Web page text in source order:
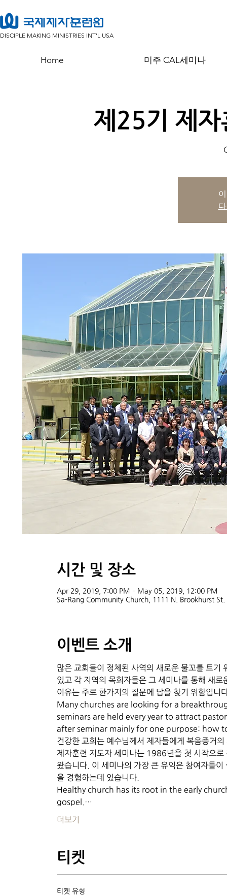
DISCIPLE MAKING MINISTRIES INT'L USA
Home 미주 CAL세미나
제25기 제자
시간 및 장소
Apr 29, 2019, 7:00 PM – May 05, 2019, 12:00 PM
Sa-Rang Community Church, 1111 N. Brookhurst
이벤트 소개
많은 교회들이 정체된 사역의 새로운 물꼬를 트
있고 각 지역의 목회자들은 그 세미나를 통해 새
이유는 주로 한가지의 질문에 답을 찾기 위함입니
Many churches are looking for a
seminars are held every year to attract
건강한 교회는 예수님께서 제자들에게 복음증거
제자훈련 지도자 세미나는 1986년을 첫 시작으
왔습니다. 이 세미나의 가장 큰 유익은 참여자들
을 경험하는데 있습니다.
Healthy church has its root in the early
gospel.…
더보기
티켓
티켓 유형